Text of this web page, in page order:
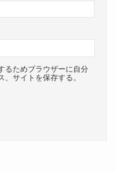
るためブラウザーに自分
、サイトを保存する。